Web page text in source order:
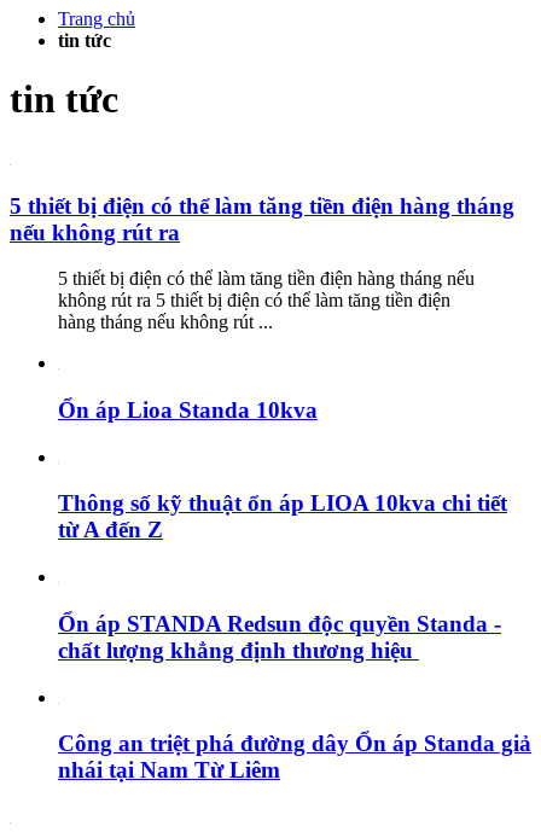
Trang chủ
tin tức
tin tức
5 thiết bị điện có thể làm tăng tiền điện hàng tháng
nếu không rút ra
5 thiết bị điện có thể làm tăng tiền điện hàng tháng nếu
không rút ra 5 thiết bị điện có thể làm tăng tiền điện
hàng tháng nếu không rút ...
Ổn áp Lioa Standa 10kva
Thông số kỹ thuật ổn áp LIOA 10kva chi tiết
từ A đến Z
Ổn áp STANDA Redsun độc quyền Standa -
chất lượng khẳng định thương hiệu
Công an triệt phá đường dây Ổn áp Standa giả
nhái tại Nam Từ Liêm